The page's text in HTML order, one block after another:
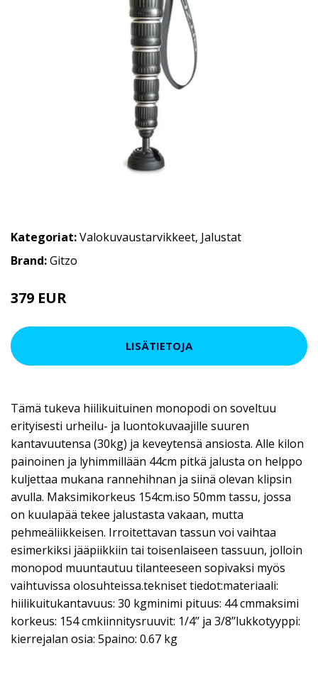
Kategoriat:Valokuvaustarvikkeet, Jalustat
Brand:Gitzo
379 EUR
LISÄTIETOJA
Tämä tukeva hiilikuituinen monopodi on soveltuu
erityisesti urheilu- ja luontokuvaajille suuren
kantavuutensa (30kg) ja keveytensä ansiosta. Alle kilon
painoinen ja lyhimmillään 44cm pitkä jalusta on helppo
kuljettaa mukana rannehihnan ja siinä olevan klipsin
avulla. Maksimikorkeus 154cm.iso 50mm tassu, jossa
on kuulapää tekee jalustasta vakaan, mutta
pehmeäliikkeisen. Irroitettavan tassun voi vaihtaa
esimerkiksi jääpiikkiin tai toisenlaiseen tassuun, jolloin
monopod muuntautuu tilanteeseen sopivaksi myös
vaihtuvissa olosuhteissa.tekniset tiedot:materiaali:
hiilikuitukantavuus: 30 kgminimi pituus: 44 cmmaksimi
korkeus: 154 cmkiinnitysruuvit: 1/4’’ ja 3/8’’lukkotyyppi:
kierrejalan osia: 5paino: 0.67 kg